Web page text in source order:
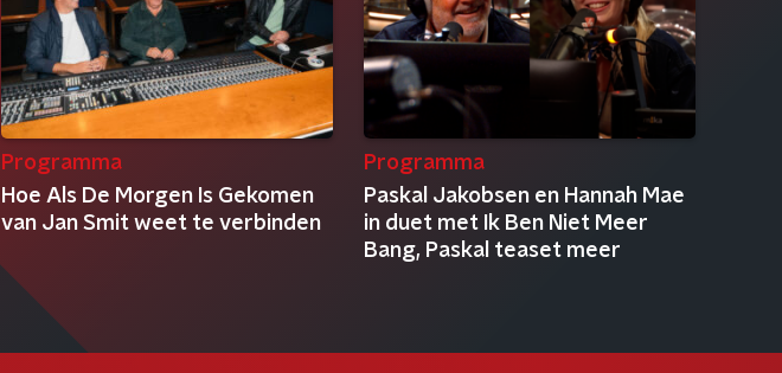
Programma
Hoe Als De Morgen Is Gekomen
van Jan Smit weet te verbinden
Programma
Paskal Jakobsen en Hannah Mae
in duet met Ik Ben Niet Meer
Bang, Paskal teaset meer